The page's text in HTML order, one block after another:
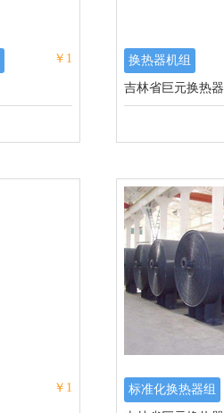
￥1 换热器机组
吉林省巨元换热器
￥1 标准化换热器组